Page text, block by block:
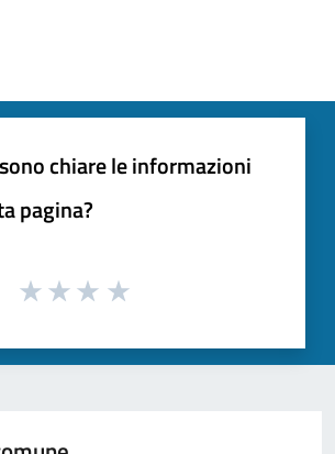
chiare le informazioni
pagina?